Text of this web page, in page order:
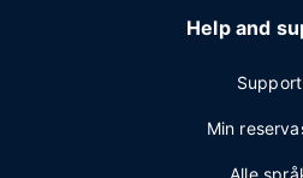
Help and
Support
Min
Alle